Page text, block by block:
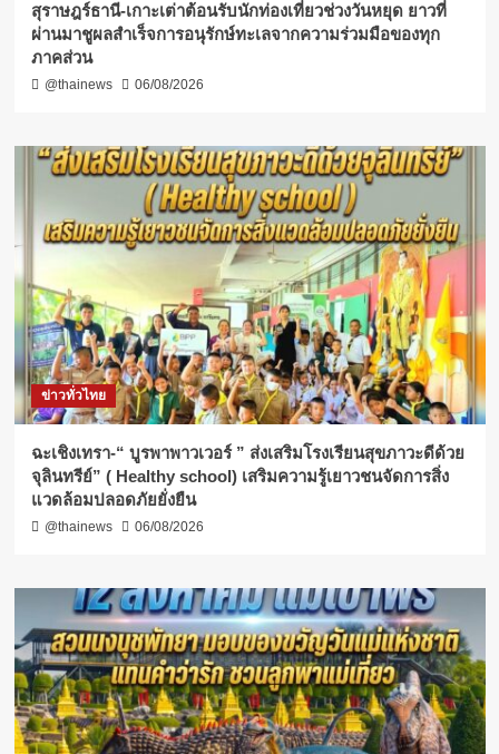
สุราษฎร์ธานี-เกาะเต่าต้อนรับนักท่องเที่ยวช่วงวันหยุด ยาวที่
ผ่านมาชูผลสำเร็จการอนุรักษ์ทะเลจากความร่วมมือของทุก
ภาคส่วน
@thainews 06/08/2026
ข่าวทั่วไทย
ฉะเชิงเทรา-​“ บูรพาพาวเวอร์ ” ส่งเสริมโรงเรียนสุขภาวะดีด้วย
จุลินทรีย์” ( Healthy school) เสริมความรู้เยาวชนจัดการสิ่ง
แวดล้อมปลอดภัยยั่งยืน
@thainews 06/08/2026